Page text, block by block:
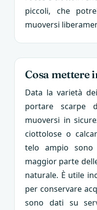
piccoli, che
muoversi
Cosa mettere
Data la varietà
portare scarpe
muoversi in
ciottolose o
telo ampio sono
maggior parte
naturale. È utile
per conservare
sono dati su